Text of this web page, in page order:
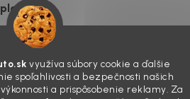
využíva súbory cookie a ďalšie
spoľahlivosti a bezpečnosti našich
a prispôsobenie reklamy. Za
pred vami zaprášená kapota. Pre
relax. Lenže keď si v košíku spočítate
a utierky, výsledná suma vie poriadne
je, že aj profi výbava ...